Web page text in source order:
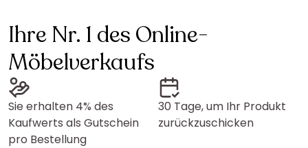
Ihre Nr. 1 des Online-
Möbelverkaufs
Sie erhalten 4% des
Kaufwerts als Gutschein
pro Bestellung
30 Tage, um Ihr Produkt
zurückzuschicken